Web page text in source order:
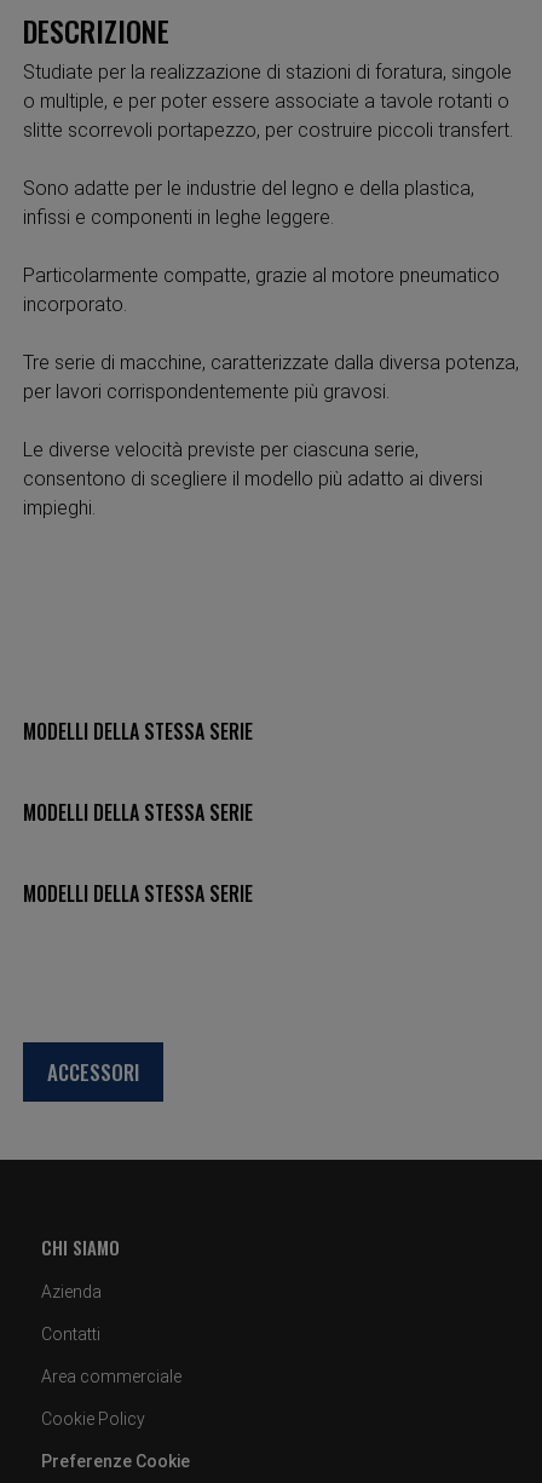
DESCRIZIONE
Studiate per la realizzazione di stazioni di foratura, singole
o multiple, e per poter essere associate a tavole rotanti o
slitte scorrevoli portapezzo, per costruire piccoli transfert.
Sono adatte per le industrie del legno e della plastica,
infissi e componenti in leghe leggere.
Particolarmente compatte, grazie al motore pneumatico
incorporato.
Tre serie di macchine, caratterizzate dalla diversa potenza,
per lavori corrispondentemente più gravosi.
Le diverse velocità previste per ciascuna serie,
consentono di scegliere il modello più adatto ai diversi
impieghi.
MODELLI DELLA STESSA SERIE
MODELLI DELLA STESSA SERIE
MODELLI DELLA STESSA SERIE
ACCESSORI
CHI SIAMO
Azienda
Contatti
Area commerciale
Cookie Policy
Preferenze Cookie